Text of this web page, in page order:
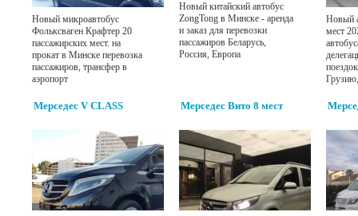
Новый микроавтобус
Фольксваген Крафтер 20
пассажирских мест. на
прокат в Минске перевозка
пассажиров, трансфер в
аэропорт
Новый китайский автобус
ZongTong в Минске - аренда
и заказ для перевозки
пассажиров Беларусь,
Россия, Европа
Новый
мест
Мерседес V CLASS Мерседес Вито 8 мест